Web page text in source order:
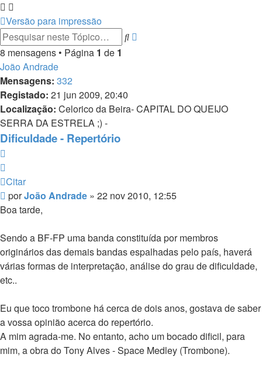
Versão para impressão
Pesquisar
8 mensagens • Página 1 de 1
João Andrade
Mensagens: 332
Registado: 21 jun 2009, 20:40
Localização: Celorico da Beira- CAPITAL DO QUEIJO
SERRA DA ESTRELA ;) -
Dificuldade - Repertório
Citar
Mensagem
porJoão Andrade » 22 nov 2010, 12:55
Boa tarde,
Sendo a BF-FP uma banda constituída por membros
originários das demais bandas espalhadas pelo país, haverá
várias formas de interpretação, análise do grau de dificuldade,
etc..
Eu que toco trombone há cerca de dois anos, gostava de saber
a vossa opinião acerca do repertório.
A mim agrada-me. No entanto, acho um bocado dificil, para
mim, a obra do Tony Alves - Space Medley (Trombone).